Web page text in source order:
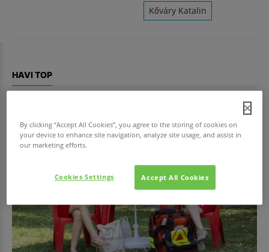
Kőváry Katalin
HAVI TOP
By clicking “Accept All Cookies”, you agree to the storing of cookies on
your device to enhance site navigation, analyze site usage, and assist in
our marketing efforts.
Accept All Cookies
Cookies Settings